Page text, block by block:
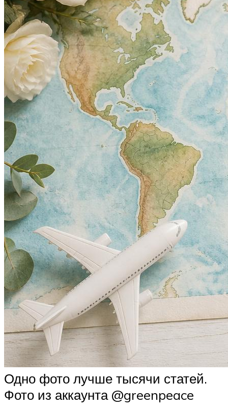
Одно фото лучше тысячи статей.
Фото из аккаунта @greenpeace